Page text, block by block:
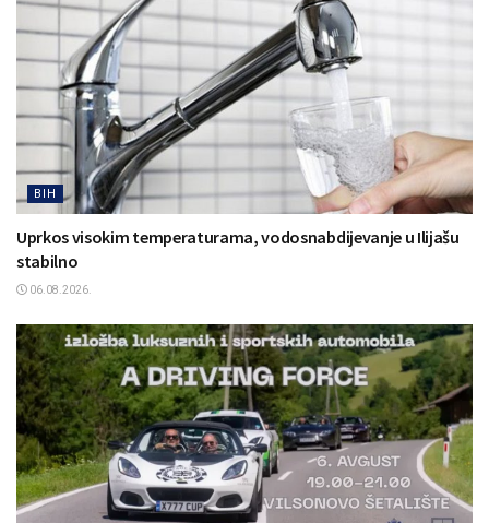
BIH
Uprkos visokim temperaturama, vodosnabdijevanje u Ilijašu
stabilno
06.08.2026.